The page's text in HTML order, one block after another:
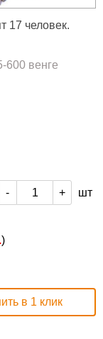
17 человек.
600 венге
- + шт
)
в 1 клик